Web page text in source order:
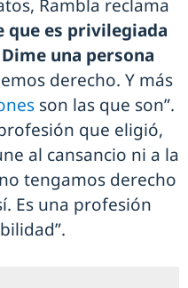
Rambla reclama
que es privilegiada
una persona
derecho. Y más
son las que son”.
que eligió,
al cansancio ni a la
tengamos derecho
Es una profesión